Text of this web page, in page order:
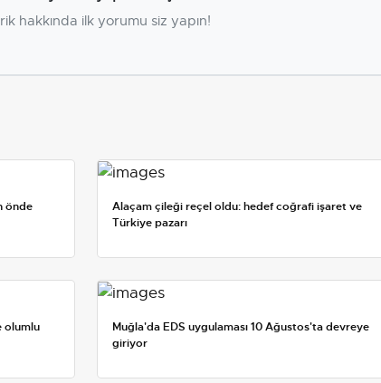
hakkında ilk yorumu siz yapın!
önde
Alaçam çileği reçel oldu: hedef coğrafi işaret ve
Türkiye pazarı
olumlu
Muğla'da EDS uygulaması 10 Ağustos'ta devreye
giriyor